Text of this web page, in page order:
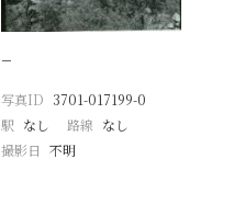
−
写真ID 3701-017199-0
駅 なし 路線 なし
撮影日 不明